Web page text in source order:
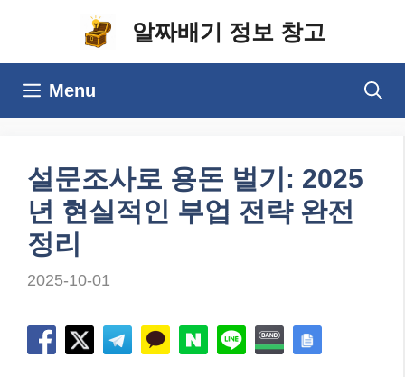
알짜배기 정보 창고
Menu
설문조사로 용돈 벌기: 2025
년 현실적인 부업 전략 완전
정리
2025-10-01